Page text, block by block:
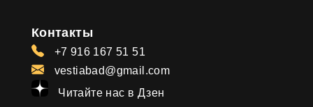
Контакты
+7 916 167 51 51
vestiabad@gmail.com
Читайте нас в Дзен